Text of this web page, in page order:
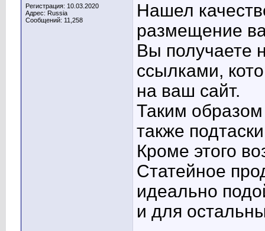
Регистрация: 10.03.2020
Адрес: Russia
Сообщений: 11,258
Нашел
размещение
Вы получаете
ссылками,
на ваш сайт.
Таким
также
Кроме этого
Статейное
идеально
и для